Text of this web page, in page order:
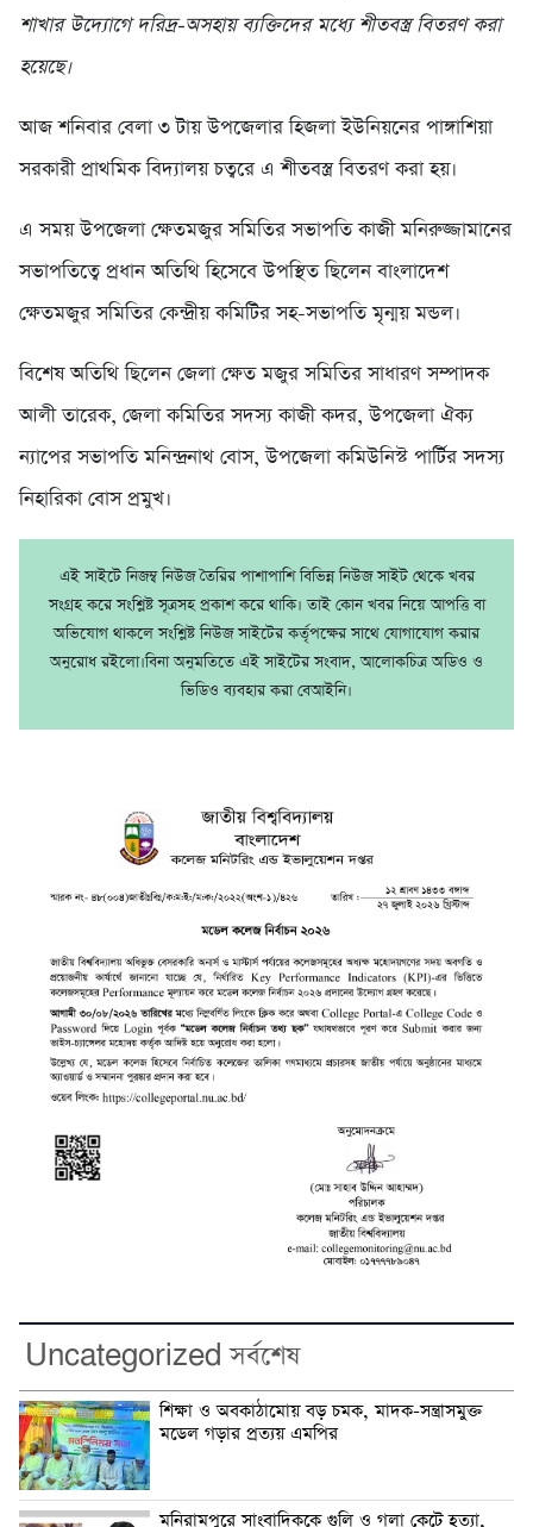
শাখার উদ্যোগে দরিদ্র-অসহায় ব্যক্তিদের মধ্যে শীতবস্ত্র বিতরণ করা
হয়েছে।
আজ শনিবার বেলা ৩ টায় উপজেলার হিজলা ইউনিয়নের পাঙ্গাশিয়া
সরকারী প্রাথমিক বিদ্যালয় চত্বরে এ শীতবস্ত্র বিতরণ করা হয়।
এ সময় উপজেলা ক্ষেতমজুর সমিতির সভাপতি কাজী মনিরুজ্জামানের
সভাপতিত্বে প্রধান অতিথি হিসেবে উপস্থিত ছিলেন বাংলাদেশ
ক্ষেতমজুর সমিতির কেন্দ্রীয় কমিটির সহ-সভাপতি মৃন্ময় মন্ডল।
বিশেষ অতিথি ছিলেন জেলা ক্ষেত মজুর সমিতির সাধারণ সম্পাদক
আলী তারেক, জেলা কমিতির সদস্য কাজী কদর, উপজেলা ঐক্য
ন্যাপের সভাপতি মনিন্দ্রনাথ বোস, উপজেলা কমিউনিস্ট পার্টির সদস্য
নিহারিকা বোস প্রমুখ।
এই সাইটে নিজম্ব নিউজ তৈরির পাশাপাশি বিভিন্ন নিউজ সাইট থেকে খবর
সংগ্রহ করে সংশ্লিষ্ট সূত্রসহ প্রকাশ করে থাকি। তাই কোন খবর নিয়ে আপত্তি বা
অভিযোগ থাকলে সংশ্লিষ্ট নিউজ সাইটের কর্তৃপক্ষের সাথে যোগাযোগ করার
অনুরোধ রইলো।বিনা অনুমতিতে এই সাইটের সংবাদ, আলোকচিত্র অডিও ও
ভিডিও ব্যবহার করা বেআইনি।
Uncategorized সর্বশেষ
শিক্ষা ও অবকাঠামোয় বড় চমক, মাদক-সন্ত্রাসমুক্ত
মডেল গড়ার প্রত্যয় এমপির
মনিরামপুরে সাংবাদিককে গুলি ও গলা কেটে হত্যা,